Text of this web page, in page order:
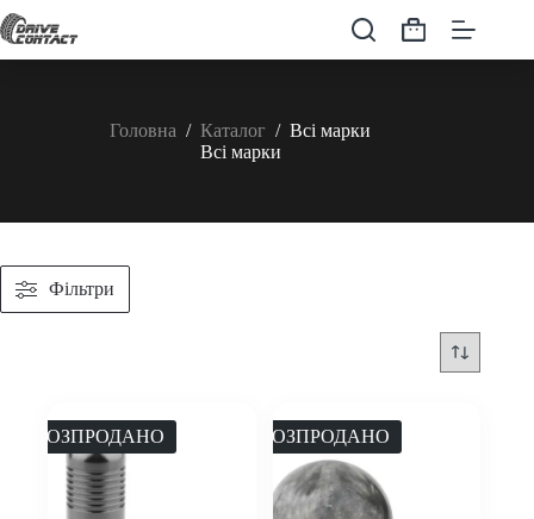
Перейти
до
Кошик
Головна / Каталог / Всі марки
Всі марки
Фільтри
РОЗПРОДАНО РОЗПРОДАНО